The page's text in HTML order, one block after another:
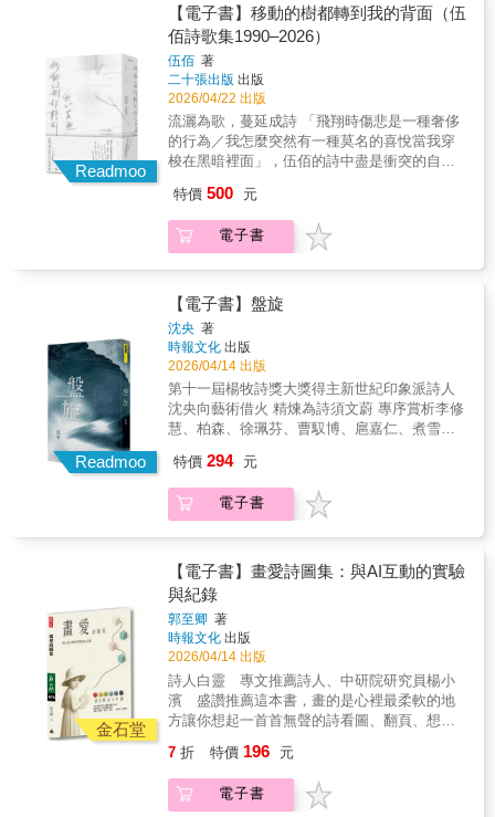
透現年輕詩人少有的嚴謹，重視與人的關係連
結多於表達自我的率性，一如常用葉子與葉子
相連的意象，脈脈情感流動於節奏獨到的長短
分行，信是他在各大文學獎時有所得的要
訣。」●詩人曾詠聰：「家朗之於事物的覺察，
以及自然力量的敲鑿與反芻，已超脫我們同輩
人思維。與其說作品展現壓抑氛圍，不如說他
的生命在文學字句中檢索、攤開，呈現出不可
又隨時跨越。」●詩人．北教大語創系副教授楊
於古典與現代、儒學和神學、澳港台及其外。
我想那就是一種詩的教養，如此篤實，而且寬
厚。」●詩人蕭宇翔：「在這個焦慮與壓迫環伺
的年代，《積木寓言》誠然可貴，因為它開放
了詩的空間。不再要求每一句都朝向技術或情
感的展示，而是容許迴環、停頓、變奏與搖
擺；容許那些令人困惑的『真實』在詩中反覆
再現，自然碰撞，提升為不言而喻的寓言。」●
詩人鍾國強：「陳家朗的寓言詩，多為日常現
實生活的所遇所思所感，以散文化之筆，平實
地出入於血肉相連的己身以至他人的內心掙
扎，即使說理想像，也並不離地高蹈⋯⋯尤其
用標點）方式，猶如自成風格的運鏡剪接，不
時出人意表，並在詩意上釋出更為豐富的詮釋
空間。」
諸家鼓勵的論文合集，有綜論、有單本詩集評
論，亦有單詩作解讀，豐富立體地統理和探討
了詩人安琪的創作風貌，讀者於此可以感受到
學界大家們的詩學素養和精準把脈，亦可對詩
人安琪的詩歌創作有所瞭解。
Readmoo
【電子書】移動的樹都轉到我的背面（伍
佰詩歌集1990–2026）
伍佰 著
二十張出版 出版
2026/04/22 出版
流灑為歌，蔓延成詩 「飛翔時傷悲是一種奢侈
的行為／我怎麼突然有一種莫名的喜悅當我穿
梭在黑暗裡面」，伍佰的詩中盡是衝突的自
的反覆質問，他的文字擁有絕對的旋律，字句
能隨時出入，一首詩創造了多種歧義的靈魂。
聽伍佰的音樂理所當然，我們心中各有夢幻歌
舞台上他將自身狂狠地拋往聽者，詩集裡的他
則緩緩傾訴，是一名寧可背對讀者而讓出解釋
權的詩人。詩也是活的，放心閱讀、理解吧──
他將成為每個人的身影。從〈少女的心〉到
〈樹風〉的愛戀離捨、從〈斷腸詩〉到〈深秋
的祝福〉的死生意象&hellip;&hellip;伍佰另闢蹊
徑，編整篇目，尋獲新的觀看角度，種種懸念
又生葉發枝，令水倒流。他的語言亦即透明的
容器，放置眾多意識，卻顯得收斂而節制。當
依舊浸潤在「穿越時空之中漫天繁星晶瑩的眼
淚」裡，年歲變了，時間移動不止，伍佰持續
在刺探生命的可能性，而那將成為暗示，紛紛
落在我們肩上，一起慢慢地流。 ★ 搖滾詩人伍
佰創作逾三十五年的詩歌自選，一九九○年至二
○二六年文字創作的新理解，從二六○首作品中
精選出二二二首作品於書頁中，鋪展詩意。詩
的六面舞台，旋律記憶被重整的新局面，一次
聆聽抒懷的、激越的、任性的伍佰等等多場詩
歌展演。 ★ 收錄詩人對談，伍佰檢視詩文之於
自我的多角度意義，從創作狀態切入，書寫狀
態的現場重建、意象安置的再詮釋，探索詩句
理解伍佰創作的奧義。 本書特色 每個人心裡都
曾流過伍佰的詩歌── 保護你、安慰你、洗滌
你。 這些詩是我在乎的事情一點一滴的剝解與
特價 500 元
電子書
Readmoo
【電子書】盤旋
沈央 著
時報文化 出版
2026/04/14 出版
第十一屆楊牧詩獎大獎得主新世紀印象派詩人
沈央向藝術借火 精煉為詩須文蔚 專序賞析李修
慧、柏森、徐珮芬、曹馭博、扈嘉仁、煮雪的
薦我在遙遠的高空看著所有深愛或離去的人，
始終找不到可以落下的地方。--沈央《盤旋》是
一部具有高度探索性與實驗性的卓越詩集，以
當代青年詩人多元而宏闊的觀點。既有「一匙
花尖的安慰劑」的溫婉，亦有「燃燒了聖像」
的決絕。 --須文蔚2025第十一屆楊牧詩獎得獎
作品，詩集《盤旋》以其獨特的結構和深刻的
思想性，脫穎而出。從小喜愛畫畫的青年詩人
沈央，習慣於在手眼協作中，覺察生而為人最
純粹的身體性。美術系畢業的他，同時卻也是
個哲學家，敏於思考，巧妙地運用互文手法，
與西方藝術和電影對話，卻不落於窠臼。《盤
旋》前半部多為情詩，抒情唯美，彷彿文藝復
精緻名畫饗宴，後半則多方反映現實，批判國
際情勢，無論是關注反戰或香港民主等議題，
特價 294 元
電子書
金石堂
【電子書】畫愛詩圖集：與AI互動的實驗
與紀錄
郭至卿 著
時報文化 出版
2026/04/14 出版
詩人白靈 專文推薦詩人、中研院研究員楊小
濱 盛讚推薦這本書，畫的是心裡最柔軟的地
方讓你想起一首首無聲的詩看圖、翻頁、想
的詩句與AI繪圖結合的實驗之作，賦予AI顏色
上的指令，配合詩句的意象，結合成為一幅幅
或超現實、或意識流的畫作。詩與畫在此處，
7 折 特價 196 元
電子書